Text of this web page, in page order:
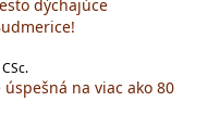
dýchajúce
na viac ako 80